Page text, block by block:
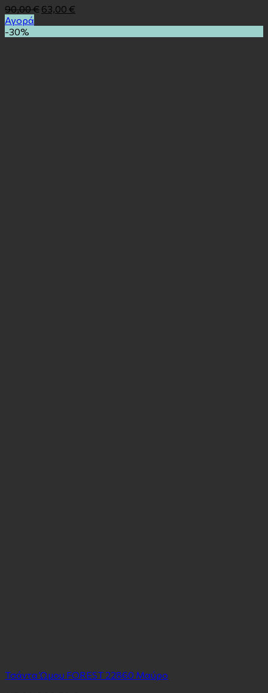
90,00€ 63,00 €
Αγορά
-30%
Τσάντα Ώμου FOREST 22860 Mαύρο